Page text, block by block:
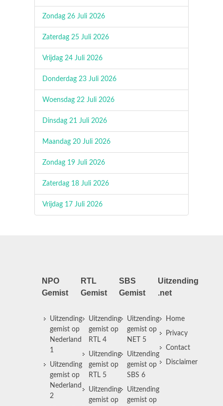
Zondag 26 Juli 2026
Zaterdag 25 Juli 2026
Vrijdag 24 Juli 2026
Donderdag 23 Juli 2026
Woensdag 22 Juli 2026
Dinsdag 21 Juli 2026
Maandag 20 Juli 2026
Zondag 19 Juli 2026
Zaterdag 18 Juli 2026
Vrijdag 17 Juli 2026
NPO
Gemist
Uitzending
gemist op
Nederland
1
Uitzending
gemist op
Nederland
2
RTL
Gemist
Uitzending
gemist op
RTL 4
Uitzending
gemist op
RTL 5
Uitzending
gemist op
SBS
Gemist
Uitzending
gemist op
NET 5
Uitzending
gemist op
SBS 6
Uitzending
gemist op
Uitzending
.net
Home
Privacy
Contact
Disclaimer